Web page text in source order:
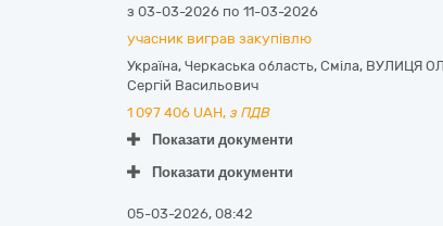
з 03-03-2026 по 11-03-2026
учасник виграв закупівлю
Україна, Черкаська область, Сміла, ВУЛИЦЯ
Сергій Васильович
1 097 406 UAH, з ПДВ
Показати документи
Показати документи
05-03-2026, 08:42